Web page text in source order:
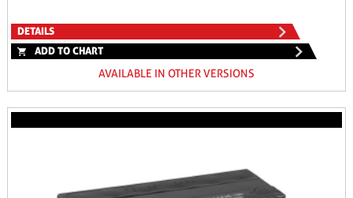
DETAILS
ADD TO CHART
AVAILABLE IN OTHER VERSIONS